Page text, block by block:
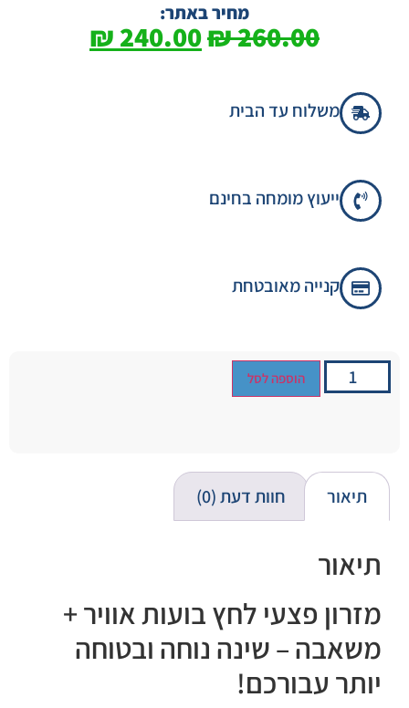
מחיר באתר:
260.00
₪
240.00
₪
משלוח עד הבית
ייעוץ מומחה בחינם
קנייה מאובטחת
הוספה לסל
תיאור חוות דעת (0)
תיאור
מזרון פצעי לחץ בועות אוויר +
משאבה – שינה נוחה ובטוחה
יותר עבורכם!